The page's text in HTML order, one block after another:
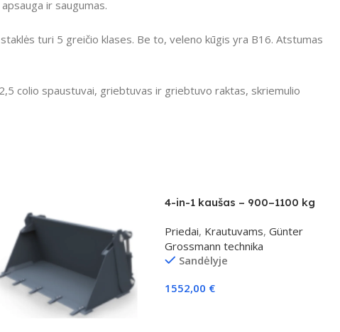
ir saugumas.
turi 5 greičio klases. Be to, veleno kūgis yra B16. Atstumas
colio spaustuvai, griebtuvas ir griebtuvo raktas, skriemulio
4-in-1 kaušas – 900–1100 kg
Priedai, Krautuvams, Günter
Grossmann technika
Sandėlyje
1552,00 €